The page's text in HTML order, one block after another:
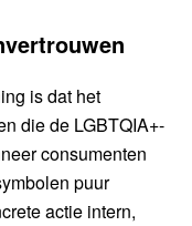
is dat het
die de LGBTQIA+-
consumenten
puur
actie intern,